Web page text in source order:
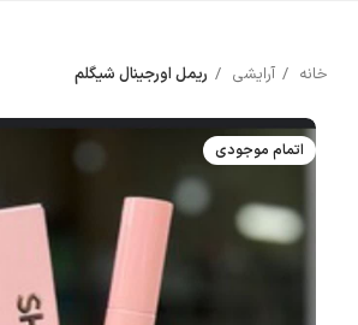
خانه آرایشی ریمل اورجینال شیگلم
اتمام موجودی